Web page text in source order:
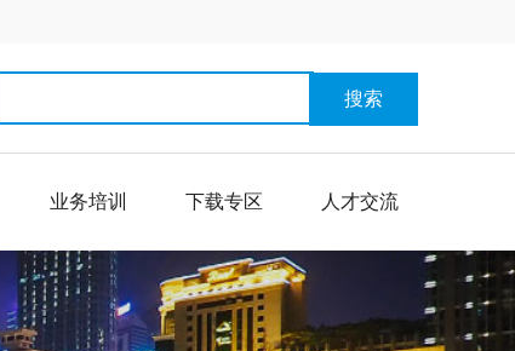
搜索
业务培训 下载专区 人才交流